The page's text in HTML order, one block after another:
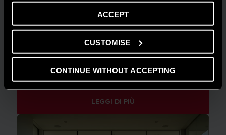
ACCEPT
CUSTOMISE
CONTINUE WITHOUT ACCEPTING
GUIDA AL RISPARMIO
Quanto consuma un condizionatore?
LEGGI DI PIÙ